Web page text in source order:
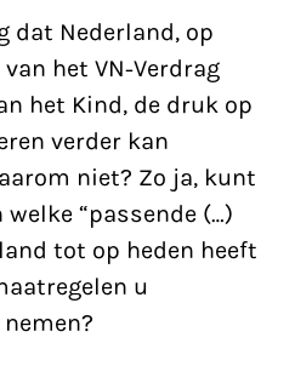
dat Nederland, op
het VN-Verdrag
het Kind, de druk op
verder kan
niet? Zo ja, kunt
“passende (…)
tot op heden heeft
u